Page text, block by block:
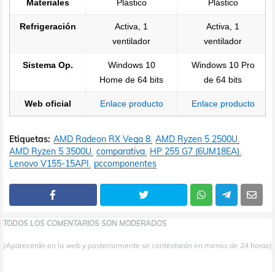
Materiales Plástico Plástico
Refrigeración
Activa, 1
ventilador
Activa, 1
ventilador
Sistema Op.
Windows 10
Home de 64 bits
Windows 10 Pro
de 64 bits
Web oficial Enlace producto Enlace producto
Etiquetas: AMD Radeon RX Vega 8 AMD Ryzen 5 2500U
AMD Ryzen 5 3500U comparativa HP 255 G7 (6UM18EA)
Lenovo V155-15API
pccomponentes
TODOS LOS COMENTARIOS SON MODERADOS
(Aparecerán en la web y posteriormente se contestarán en menos de 24 horas)